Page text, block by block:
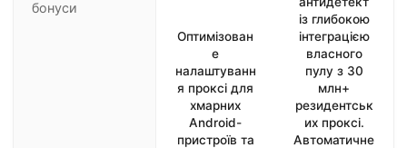
бонуси
Оптимізован
е
налаштуванн
я проксі для
хмарних
Android-
пристроїв та
із глибокою
інтеграцією
власного
пулу з 30
млн+
резидентськ
их проксі.
Автоматичне